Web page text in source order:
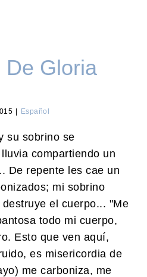
De Gloria
Español
su sobrino se
compartiendo un
De repente les cae un
mi sobrino
el cuerpo... "Me
todo mi cuerpo,
Esto que ven aquí,
es misericordia de
me carboniza, me